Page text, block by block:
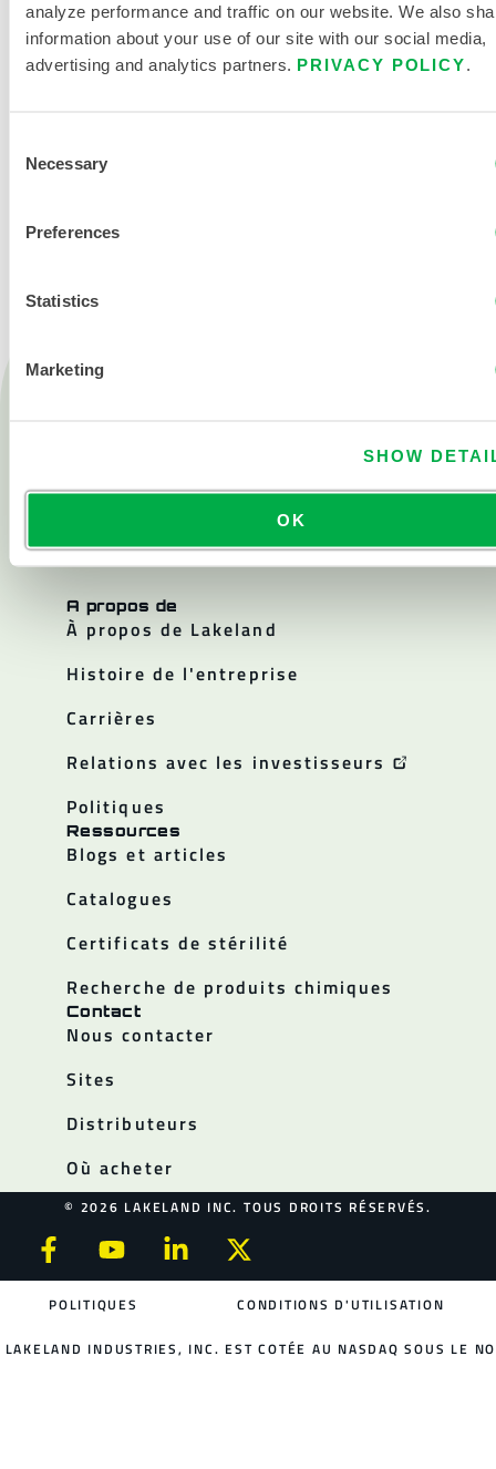
analyze performance and traffic on our website. We also
information about your use of our site with our social media,
advertising and analytics partners. PRIVACY POLICY
Selection
Necessary
Preferences
Statistics
Marketing
SHOW
OK
Produits
Salle blanche
A propos de
À propos de Lakeland
Histoire de l'entreprise
Carrières
Relations avec les investisseurs
Politiques
Ressources
Blogs et articles
Catalogues
Certificats de stérilité
Recherche de produits chimiques
Contact
Nous contacter
Sites
Distributeurs
Où acheter
© 2026 LAKELAND INC. TOUS DROITS RÉSERVÉS.
POLITIQUES CONDITIONS D'UTILISATION
LAKELAND INDUSTRIES, INC. EST COTÉE AU NASDAQ SOUS LE